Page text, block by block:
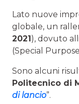
Lato nuove
globale, un
2021), dovuto
(Special
Sono alcuni
Politecnico di
di lancio”.